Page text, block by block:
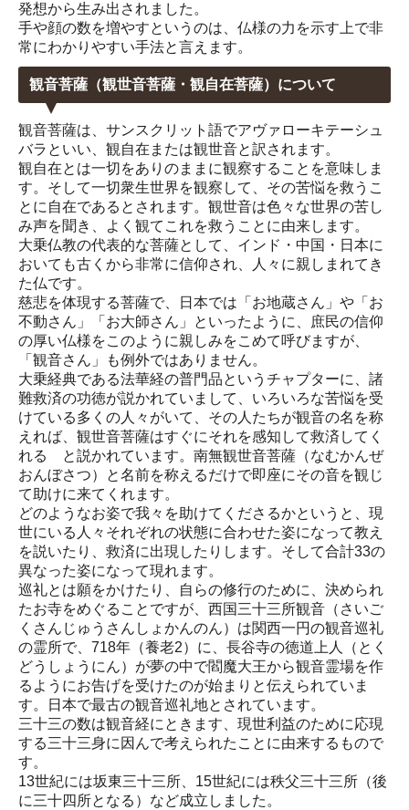
発想から生み出されました。
手や顔の数を増やすというのは、仏様の力を示す上で非
常にわかりやすい手法と言えます。
観音菩薩（観世音菩薩・観自在菩薩）について
観音菩薩は、サンスクリット語でアヴァローキテーシュ
バラといい、観自在または観世音と訳されます。
観自在とは一切をありのままに観察することを意味しま
す。そして一切衆生世界を観察して、その苦悩を救うこ
とに自在であるとされます。観世音は色々な世界の苦し
み声を聞き、よく観てこれを救うことに由来します。
大乗仏教の代表的な菩薩として、インド・中国・日本に
おいても古くから非常に信仰され、人々に親しまれてき
た仏です。
慈悲を体現する菩薩で、日本では「お地蔵さん」や「お
不動さん」「お大師さん」といったように、庶民の信仰
の厚い仏様をこのように親しみをこめて呼びますが、
「観音さん」も例外ではありません。
大乗経典である法華経の普門品というチャプターに、諸
難救済の功徳が説かれていまして、いろいろな苦悩を受
けている多くの人々がいて、その人たちが観音の名を称
えれば、観世音菩薩はすぐにそれを感知して救済してく
れる と説かれています。南無観世音菩薩（なむかんぜ
おんぼさつ）と名前を称えるだけで即座にその音を観じ
て助けに来てくれます。
どのようなお姿で我々を助けてくださるかというと、現
世にいる人々それぞれの状態に合わせた姿になって教え
を説いたり、救済に出現したりします。そして合計33の
異なった姿になって現れます。
巡礼とは願をかけたり、自らの修行のために、決められ
たお寺をめぐることですが、西国三十三所観音（さいご
くさんじゅうさんしょかんのん）は関西一円の観音巡礼
の霊所で、718年（養老2）に、長谷寺の徳道上人（とく
どうしょうにん）が夢の中で閻魔大王から観音霊場を作
るようにお告げを受けたのが始まりと伝えられていま
す。日本で最古の観音巡礼地とされています。
三十三の数は観音経にときます、現世利益のために応現
する三十三身に因んで考えられたことに由来するもので
す。
13世紀には坂東三十三所、15世紀には秩父三十三所（後
に三十四所となる）など成立しました。